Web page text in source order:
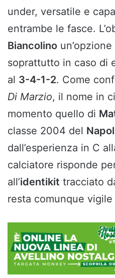
under, versatile e
entrambe le fasce.
Biancolino
soprattutto in caso di
al 3-4-1-2. Come
Di Marzio, il nome in
momento quello di
classe 2004 del
dall’esperienza in C
calciatore risponde
all’identikit tracciato
resta comunque